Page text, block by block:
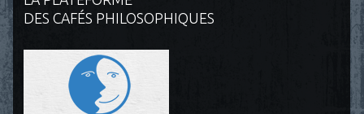
DES CAFÉS PHILOSOPHIQUES